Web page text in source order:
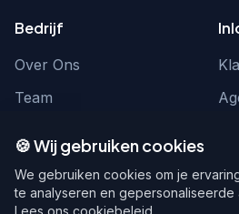
Bedrijf
Over Ons
Team
🍪 Wij gebruiken cookies
We gebruiken cookies om je
te analyseren en gepersonaliseerde
Lees ons cookiebeleid